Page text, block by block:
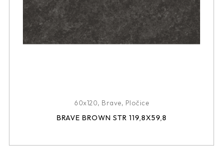
60x120, Brave, Pločice
BRAVE BROWN STR 119,8X59,8